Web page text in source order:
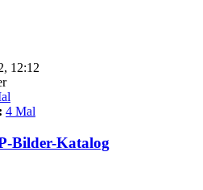
12:12
4 Mal
Bilder-Katalog